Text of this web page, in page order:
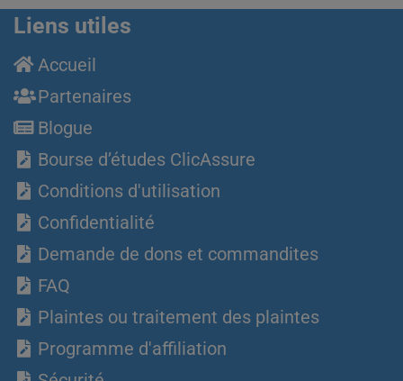
Liens utiles
Accueil
Partenaires
Blogue
Bourse d’études ClicAssure
Conditions d'utilisation
Confidentialité
Demande de dons et commandites
FAQ
Plaintes ou traitement des plaintes
Programme d'affiliation